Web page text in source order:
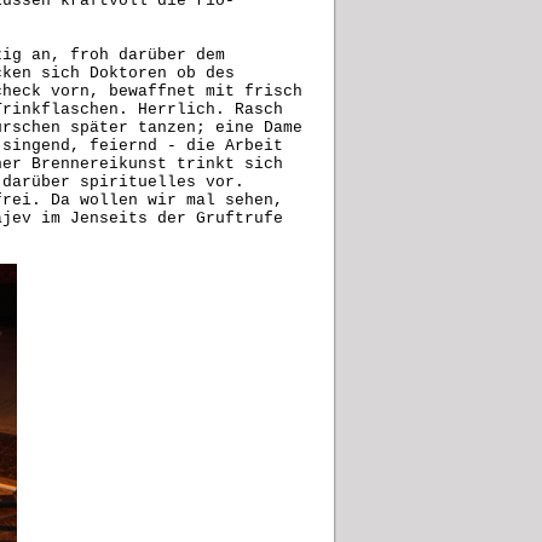
an, froh darüber dem
sich Doktoren ob des
vorn, bewaffnet mit frisch
Herrlich. Rasch
später tanzen; eine Dame
singend, feiernd - die Arbeit
Brennereikunst trinkt sich
darüber spirituelles vor.
Da wollen wir mal sehen,
im Jenseits der Gruftrufe